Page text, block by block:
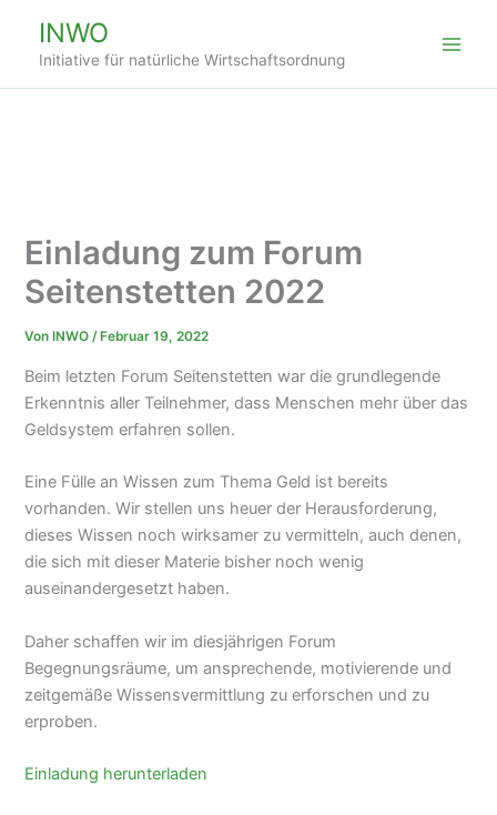
springen
INWO
Initiative für natürliche Wirtschaftsordnung
Einladung zum Forum
Seitenstetten 2022
Von INWO/ Februar 19, 2022
Beim letzten Forum Seitenstetten war die grundlegende
Erkenntnis aller Teilnehmer, dass Menschen mehr über das
Geldsystem erfahren sollen.
Eine Fülle an Wissen zum Thema Geld ist bereits
vorhanden. Wir stellen uns heuer der Herausforderung,
dieses Wissen noch wirksamer zu vermitteln, auch denen,
die sich mit dieser Materie bisher noch wenig
auseinandergesetzt haben.
Daher schaffen wir im diesjährigen Forum
Begegnungsräume, um ansprechende, motivierende und
zeitgemäße Wissensvermittlung zu erforschen und zu
erproben.
Einladung herunterladen